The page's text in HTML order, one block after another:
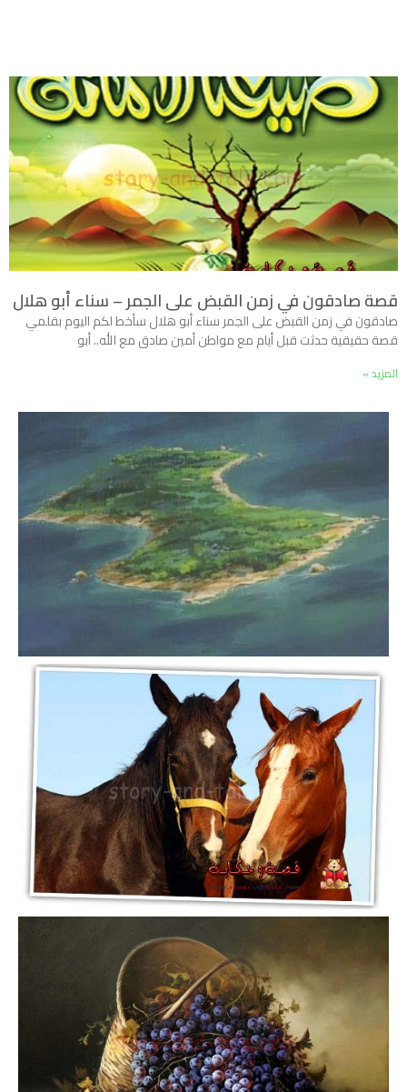
قصة صادقون في زمن القبض على الجمر – سناء أبو هلال
صادقون في زمن القبض على الجمر سناء أبو هلال سأخط لكم اليوم بقلمي
قصة حقيقية حدثت قبل أيام مع مواطن أمين صادق مع الله.. أبو
المزيد »